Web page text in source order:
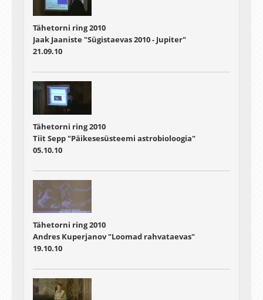
Tähetorni ring 2010
Jaak Jaaniste "Sügistaevas 2010 - Jupiter"
21.09.10
Tähetorni ring 2010
Tiit Sepp "Päikesesüsteemi astrobioloogia"
05.10.10
Tähetorni ring 2010
Andres Kuperjanov "Loomad rahvataevas"
19.10.10